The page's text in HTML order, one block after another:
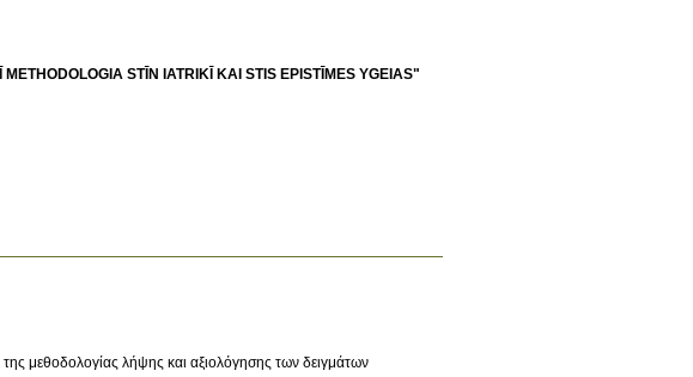
STĪN IATRIKĪ KAI STIS EPISTĪMES YGEIAS"
μεθοδολογίας λήψης και αξιολόγησης των δειγμάτων